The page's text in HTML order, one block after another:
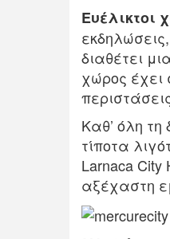
Ευέλικτοι
διαθέτει
χώρος έχει
Καθ’ όλη τη
τίποτα
Larnaca
αξέχαστη